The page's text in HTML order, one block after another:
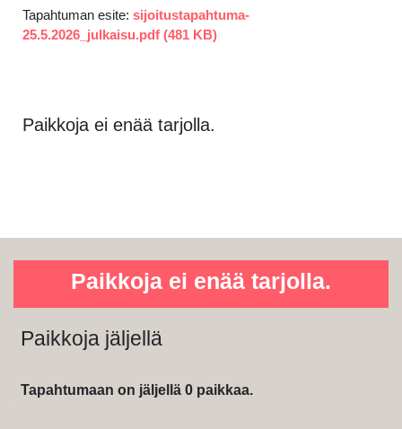
Tapahtuman esite: sijoitustapahtuma-
25.5.2026_julkaisu.pdf (481 KB)
Paikkoja ei enää tarjolla.
Paikkoja ei enää tarjolla.
Paikkoja jäljellä
Tapahtumaan on jäljellä 0 paikkaa.